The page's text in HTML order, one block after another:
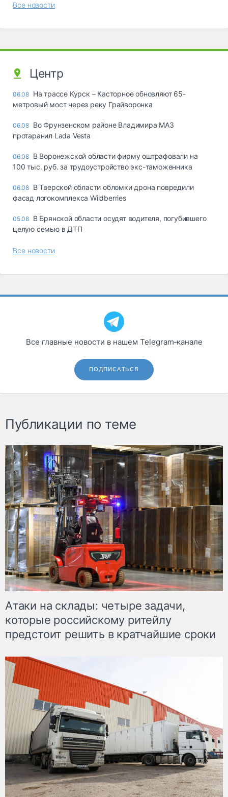
Все новости
Центр
06.08 На трассе Курск – Касторное обновляют 65-
метровый мост через реку Грайворонка
06.08 Во Фрунзенском районе Владимира МАЗ
протаранил Lada Vesta
06.08 В Воронежской области фирму оштрафовали на
100 тыс. руб. за трудоустройство экс-таможенника
06.08 В Тверской области обломки дрона повредили
фасад логокомплекса Wildberries
05.08 В Брянской области осудят водителя, погубившего
целую семью в ДТП
Все новости
Все главные новости в нашем Telegram‑канале
ПОДПИСАТЬСЯ
Публикации по теме
Атаки на склады: четыре задачи,
которые российскому ритейлу
предстоит решить в кратчайшие сроки